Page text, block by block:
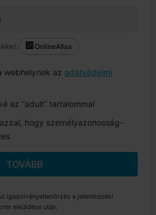
OnlineAllas
webhelynek az adatvédelmi
az “adult” tartalommal
hogy személyazonosság-
TOVÁBB
igazolványellenőrzés a jelentkezési
elküldése után.